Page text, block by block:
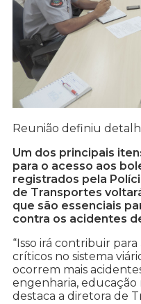
Reunião definiu
Um dos principais
para o acesso aos
registrados pela
de Transportes
que são essenciais
contra os acidentes
“Isso irá contribuir
críticos no sistema
ocorrem mais
engenharia, educação
destaca a diretora de